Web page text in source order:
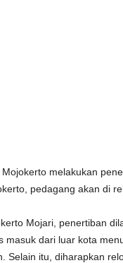
melakukan
pedagang akan di
Mojari, penertiban
masuk dari luar kota
Selain itu, diharapkan